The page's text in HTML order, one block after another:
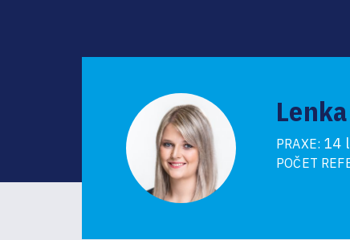
PRAXE: 14
POČET